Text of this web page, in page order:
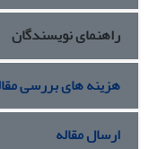
اهداف گروه طالبان
تلقی می‌شود.
راهنمای نویسندگان
هزینه های بررسی
ارسال مقاله